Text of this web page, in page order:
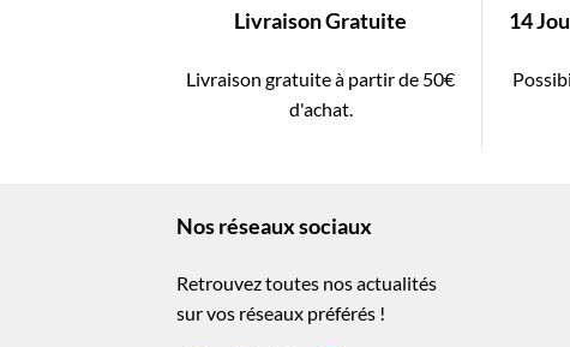
Livraison Gratuite
Livraison gratuite à partir de 50€
d'achat.
14
Nos réseaux sociaux
Retrouvez toutes nos actualités
sur vos réseaux préférés !